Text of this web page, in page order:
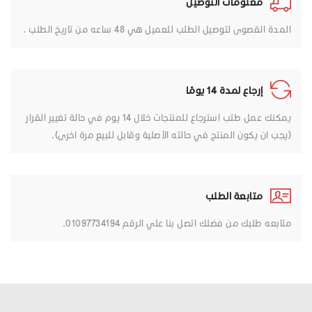
المدة القصوى لتوصيل الطلب للعميل هي 48 ساعه من تاريخ الطلب .
إرجاع لمدة 14 يومًا
يمكنك عمل طلب استرجاع للمنتجات خلال 14 يوم في حالة تغيير القرار
(يجب ان يكون المنتج في حالته الأصلية وقابل للبيع مرة اخرى).
متابعة الطلب
متابعه طلبك من فضلك اتصل بنا علي الرقم 01097734194.